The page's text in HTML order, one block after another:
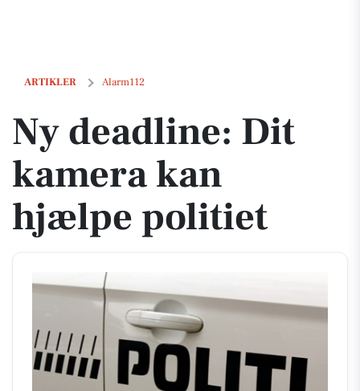
ARTIKLER Alarm112
Ny deadline: Dit kamera kan hjælpe politiet
Ny deadline: Dit
kamera kan
hjælpe politiet